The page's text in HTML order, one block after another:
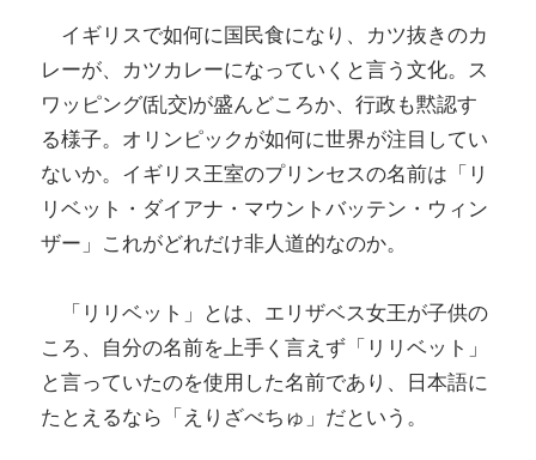
イギリスで如何に国民食になり、カツ抜きのカ
レーが、カツカレーになっていくと言う文化。ス
ワッピング(乱交)が盛んどころか、行政も黙認す
る様子。オリンピックが如何に世界が注目してい
ないか。イギリス王室のプリンセスの名前は「リ
リベット・ダイアナ・マウントバッテン・ウィン
ザー」これがどれだけ非人道的なのか。
「リリベット」とは、エリザベス女王が子供の
ころ、自分の名前を上手く言えず「リリベット」
と言っていたのを使用した名前であり、日本語に
たとえるなら「えりざべちゅ」だという。